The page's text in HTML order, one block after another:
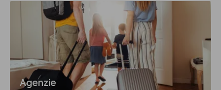
Agenzie